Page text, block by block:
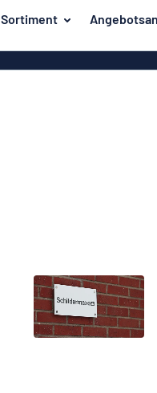
Sortiment
Roll-Up
Plakate